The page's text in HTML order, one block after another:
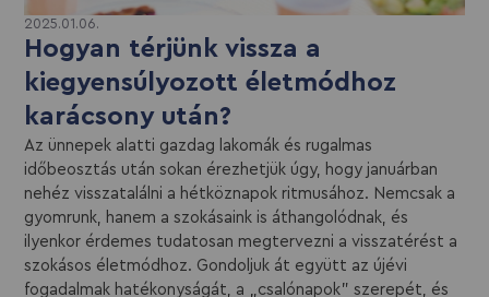
2025.01.06.
Hogyan térjünk vissza a
kiegyensúlyozott életmódhoz
karácsony után?
Az ünnepek alatti gazdag lakomák és rugalmas
időbeosztás után sokan érezhetjük úgy, hogy januárban
nehéz visszatalálni a hétköznapok ritmusához. Nemcsak a
gyomrunk, hanem a szokásaink is áthangolódnak, és
ilyenkor érdemes tudatosan megtervezni a visszatérést a
szokásos életmódhoz. Gondoljuk át együtt az újévi
fogadalmak hatékonyságát, a „csalónapok” szerepét, és